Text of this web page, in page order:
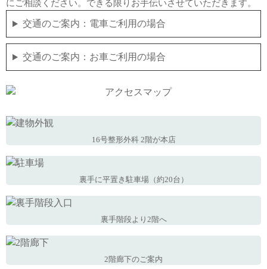
にご相談ください。できる限りお手伝いさせていただきます。
交通のご案内：電車ご利用の場合
交通のご案内：お車ご利用の場合
16号整形外科 2階が本店
裏手に平置き駐車場（約20台）
裏手階段より2階へ
2階廊下のご案内